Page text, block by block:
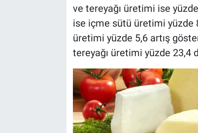
ve tereyağı üretimi ise
ise içme sütü üretimi yüzde
üretimi yüzde 5,6 artış
tereyağı üretimi yüzde 23,4